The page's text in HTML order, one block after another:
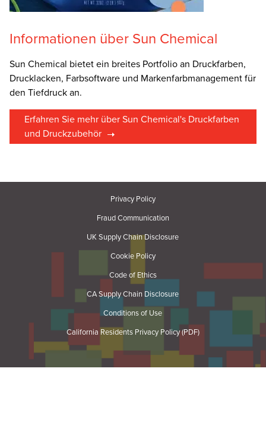
Informationen über Sun Chemical
Sun Chemical bietet ein breites Portfolio an Druckfarben,
Drucklacken, Farbsoftware und Markenfarbmanagement für
den Tiefdruck an.
Erfahren Sie mehr über Sun Chemical's Druckfarben
und Druckzubehör
Privacy Policy
Fraud Communication
UK Supply Chain Disclosure
Cookie Policy
Code of Ethics
CA Supply Chain Disclosure
Conditions of Use
California Residents Privacy Policy (PDF)